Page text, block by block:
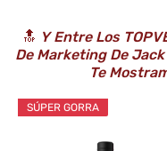
🔝 Y Entre Los
De Marketing De
Te
SÚPER GORRA